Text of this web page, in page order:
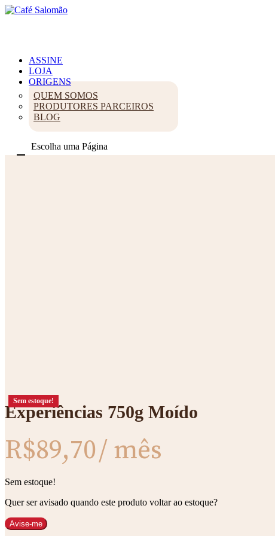
ASSINE
LOJA
ORIGENS
QUEM SOMOS
PRODUTORES PARCEIROS
BLOG
Escolha uma Página
Zoom
Sem estoque!
Experiências 750g Moído
R$89,70/ mês
Sem estoque!
Quer ser avisado quando este produto voltar ao estoque?
Avise-me